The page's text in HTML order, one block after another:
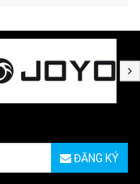
ĐĂNG KÝ